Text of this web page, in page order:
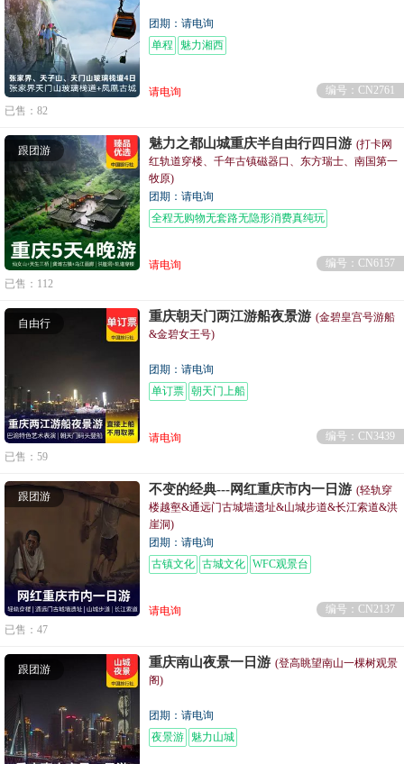
团期：请电询
单程
魅力湘西
请电询
编号：CN2761
已售：82
跟团游 魅力之都山城重庆半自由行四日游 (打卡网
红轨道穿楼、千年古镇磁器口、东方瑞士、南国第一
牧原)
团期：请电询
全程无购物无套路无隐形消费真纯玩
请电询
编号：CN6157
已售：112
自由行 重庆朝天门两江游船夜景游 (金碧皇宫号游船
&金碧女王号)
团期：请电询
单订票 朝天门上船
请电询
编号：CN3439
已售：59
跟团游 不变的经典---网红重庆市内一日游 (轻轨穿
楼越壑&通远门古城墙遗址&山城步道&长江索道&洪
崖洞)
团期：请电询
古镇文化 古城文化 WFC观景台
请电询
编号：CN2137
已售：47
跟团游 重庆南山夜景一日游 (登高眺望南山一棵树观景
阁)
团期：请电询
夜景游
魅力山城